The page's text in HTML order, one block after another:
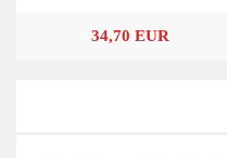
34,70 EUR